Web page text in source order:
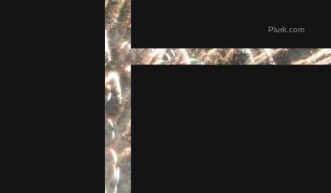
Plurk.com